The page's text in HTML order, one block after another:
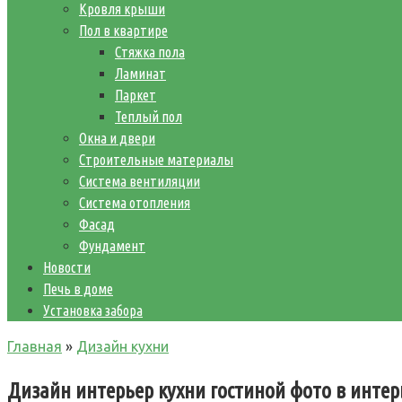
Кровля крыши
Пол в квартире
Стяжка пола
Ламинат
Паркет
Теплый пол
Окна и двери
Строительные материалы
Система вентиляции
Система отопления
Фасад
Фундамент
Новости
Печь в доме
Установка забора
Главная » Дизайн кухни
Дизайн интерьер кухни гостиной фото в